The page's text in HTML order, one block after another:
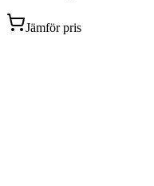
Jämför pris